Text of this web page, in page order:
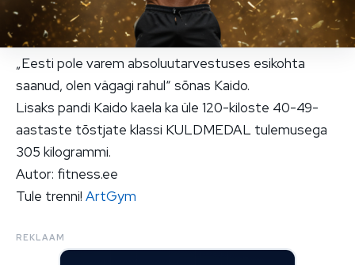
„Eesti pole varem absoluutarvestuses esikohta
saanud, olen vägagi rahul“ sõnas Kaido.
Lisaks pandi Kaido kaela ka üle 120-kiloste 40-49-
aastaste tõstjate klassi KULDMEDAL tulemusega
305 kilogrammi.
Autor: fitness.ee
Tule trenni! ArtGym
REKLAAM